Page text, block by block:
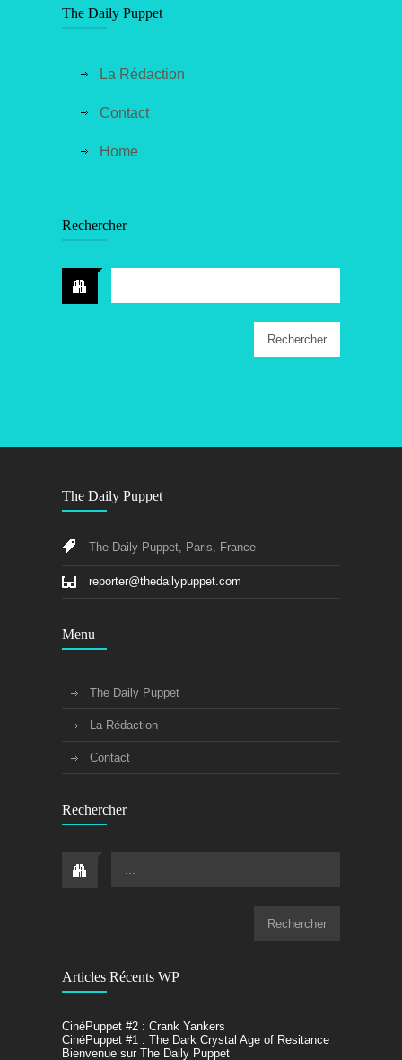
The Daily Puppet
La Rédaction
Contact
Home
Rechercher
The Daily Puppet
The Daily Puppet, Paris, France
reporter@thedailypuppet.com
Menu
The Daily Puppet
La Rédaction
Contact
Rechercher
Articles Récents WP
CinéPuppet #2 : Crank Yankers
CinéPuppet #1 : The Dark Crystal Age of Resitance
Bienvenue sur The Daily Puppet